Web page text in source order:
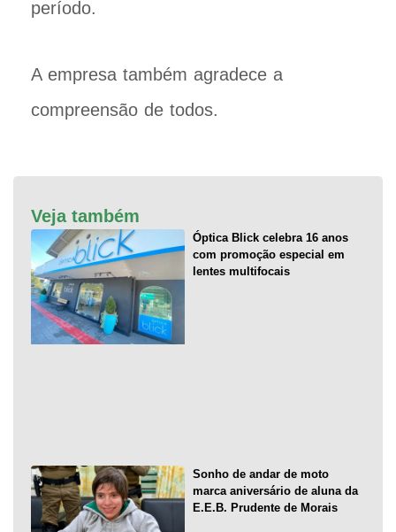
período.
A empresa também agradece a
compreensão de todos.
Veja também
Óptica Blick celebra 16 anos
com promoção especial em
lentes multifocais
Sonho de andar de moto
marca aniversário de aluna da
E.E.B. Prudente de Morais